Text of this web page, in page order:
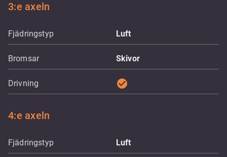
3:e axeln
Fjädringstyp Luft
Bromsar Skivor
Drivning check_circle
4:e axeln
Fjädringstyp Luft